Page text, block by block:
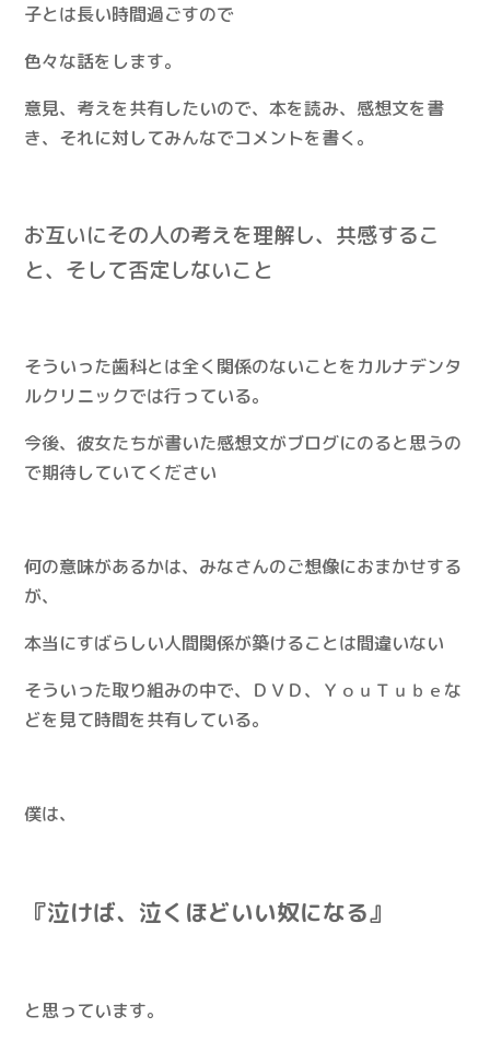
子とは長い時間過ごすので
色々な話をします。
意見、考えを共有したいので、本を読み、感想文を書
き、それに対してみんなでコメントを書く。
お互いにその人の考えを理解し、共感するこ
と、そして否定しないこと
そういった歯科とは全く関係のないことをカルナデンタ
ルクリニックでは行っている。
今後、彼女たちが書いた感想文がブログにのると思うの
で期待していてください
何の意味があるかは、みなさんのご想像におまかせする
が、
本当にすばらしい人間関係が築けることは間違いない
そういった取り組みの中で、ＤＶＤ、ＹｏｕＴｕｂｅな
どを見て時間を共有している。
僕は、
『泣けば、泣くほどいい奴になる』
と思っています。